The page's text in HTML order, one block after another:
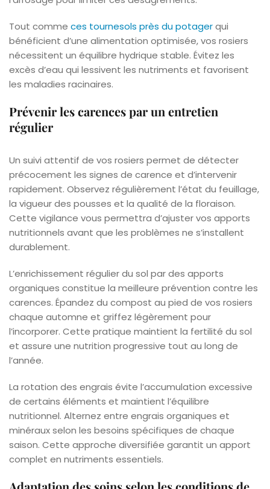
Tout comme ces tournesols près du potagerqui
bénéficient d’une alimentation optimisée, vos rosiers
nécessitent un équilibre hydrique stable. Évitez les
excès d’eau qui lessivent les nutriments et favorisent
les maladies racinaires.
Prévenir les carences par un entretien
régulier
Un suivi attentif de vos rosiers permet de détecter
précocement les signes de carence et d’intervenir
rapidement. Observez régulièrement l’état du feuillage,
la vigueur des pousses et la qualité de la floraison.
Cette vigilance vous permettra d’ajuster vos apports
nutritionnels avant que les problèmes ne s’installent
durablement.
L’enrichissement régulier du sol par des apports
organiques constitue la meilleure prévention contre les
carences. Épandez du compost au pied de vos rosiers
chaque automne et griffez légèrement pour
l’incorporer. Cette pratique maintient la fertilité du sol
et assure une nutrition progressive tout au long de
l’année.
La rotation des engrais évite l’accumulation excessive
de certains éléments et maintient l’équilibre
nutritionnel. Alternez entre engrais organiques et
minéraux selon les besoins spécifiques de chaque
saison. Cette approche diversifiée garantit un apport
complet en nutriments essentiels.